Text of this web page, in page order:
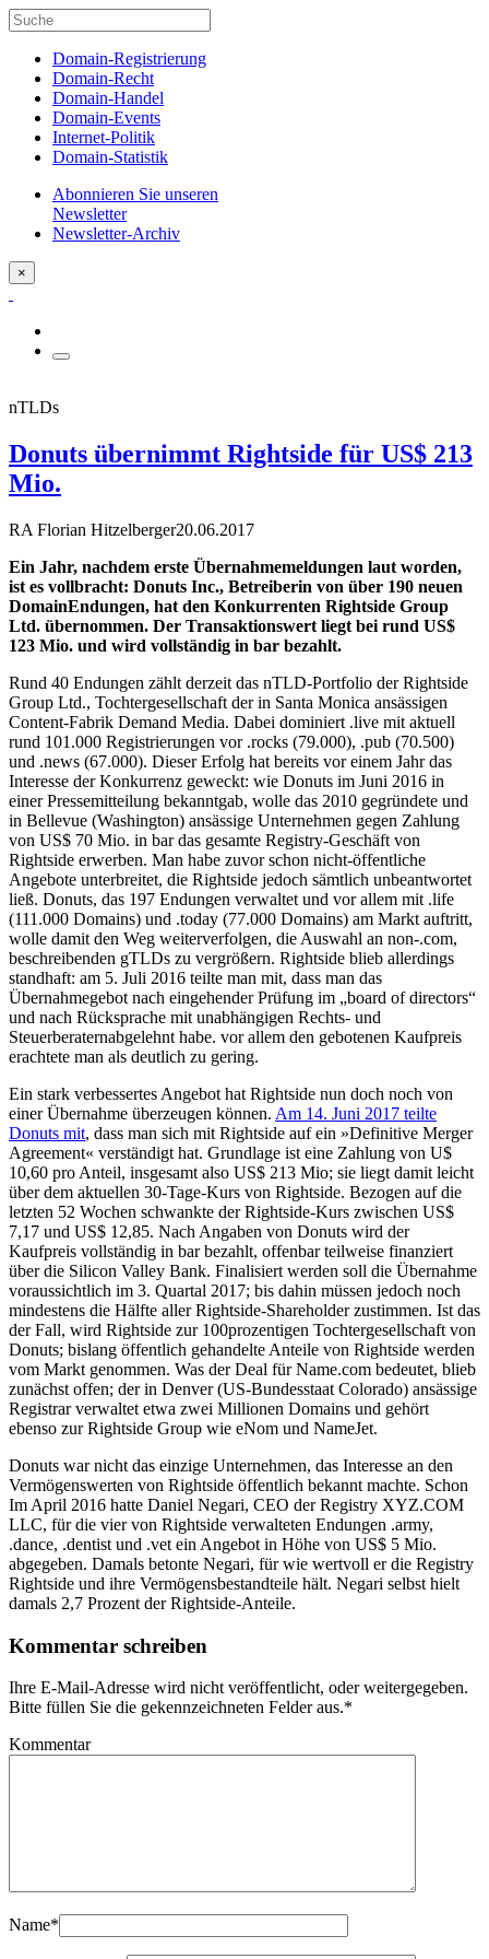
Domain-Registrierung
Domain-Recht
Domain-Handel
Domain-Events
Internet-Politik
Domain-Statistik
Abonnieren Sie unseren
Newsletter
Newsletter-Archiv
×
nTLDs
Donuts übernimmt Rightside für US$ 213
Mio.
RA Florian Hitzelberger20.06.2017
Ein Jahr, nachdem erste Übernahmemeldungen laut worden,
ist es vollbracht: Donuts Inc., Betreiberin von über 190 neuen
DomainEndungen, hat den Konkurrenten Rightside Group
Ltd. übernommen. Der Transaktionswert liegt bei rund US$
123 Mio. und wird vollständig in bar bezahlt.
Rund 40 Endungen zählt derzeit das nTLD-Portfolio der Rightside
Group Ltd., Tochtergesellschaft der in Santa Monica ansässigen
Content-Fabrik Demand Media. Dabei dominiert .live mit aktuell
rund 101.000 Registrierungen vor .rocks (79.000), .pub (70.500)
und .news (67.000). Dieser Erfolg hat bereits vor einem Jahr das
Interesse der Konkurrenz geweckt: wie Donuts im Juni 2016 in
einer Pressemitteilung bekanntgab, wolle das 2010 gegründete und
in Bellevue (Washington) ansässige Unternehmen gegen Zahlung
von US$ 70 Mio. in bar das gesamte Registry-Geschäft von
Rightside erwerben. Man habe zuvor schon nicht-öffentliche
Angebote unterbreitet, die Rightside jedoch sämtlich unbeantwortet
ließ. Donuts, das 197 Endungen verwaltet und vor allem mit .life
(111.000 Domains) und .today (77.000 Domains) am Markt auftritt,
wolle damit den Weg weiterverfolgen, die Auswahl an non-.com,
beschreibenden gTLDs zu vergrößern. Rightside blieb allerdings
standhaft: am 5. Juli 2016 teilte man mit, dass man das
Übernahmegebot nach eingehender Prüfung im „board of directors“
und nach Rücksprache mit unabhängigen Rechts- und
Steuerberaternabgelehnt habe. vor allem den gebotenen Kaufpreis
erachtete man als deutlich zu gering.
Ein stark verbessertes Angebot hat Rightside nun doch noch von
einer Übernahme überzeugen können. Am 14. Juni 2017 teilte
Donuts mit, dass man sich mit Rightside auf ein »Definitive Merger
Agreement« verständigt hat. Grundlage ist eine Zahlung von U$
10,60 pro Anteil, insgesamt also US$ 213 Mio; sie liegt damit leicht
über dem aktuellen 30-Tage-Kurs von Rightside. Bezogen auf die
letzten 52 Wochen schwankte der Rightside-Kurs zwischen US$
7,17 und US$ 12,85. Nach Angaben von Donuts wird der
Kaufpreis vollständig in bar bezahlt, offenbar teilweise finanziert
über die Silicon Valley Bank. Finalisiert werden soll die Übernahme
voraussichtlich im 3. Quartal 2017; bis dahin müssen jedoch noch
mindestens die Hälfte aller Rightside-Shareholder zustimmen. Ist das
der Fall, wird Rightside zur 100prozentigen Tochtergesellschaft von
Donuts; bislang öffentlich gehandelte Anteile von Rightside werden
vom Markt genommen. Was der Deal für Name.com bedeutet, blieb
zunächst offen; der in Denver (US-Bundesstaat Colorado) ansässige
Registrar verwaltet etwa zwei Millionen Domains und gehört
ebenso zur Rightside Group wie eNom und NameJet.
Donuts war nicht das einzige Unternehmen, das Interesse an den
Vermögenswerten von Rightside öffentlich bekannt machte. Schon
Im April 2016 hatte Daniel Negari, CEO der Registry XYZ.COM
LLC, für die vier von Rightside verwalteten Endungen .army,
.dance, .dentist und .vet ein Angebot in Höhe von US$ 5 Mio.
abgegeben. Damals betonte Negari, für wie wertvoll er die Registry
Rightside und ihre Vermögensbestandteile hält. Negari selbst hielt
damals 2,7 Prozent der Rightside-Anteile.
Kommentar schreiben
Ihre E-Mail-Adresse wird nicht veröffentlicht, oder weitergegeben.
Bitte füllen Sie die gekennzeichneten Felder aus.*
Kommentar
Name*